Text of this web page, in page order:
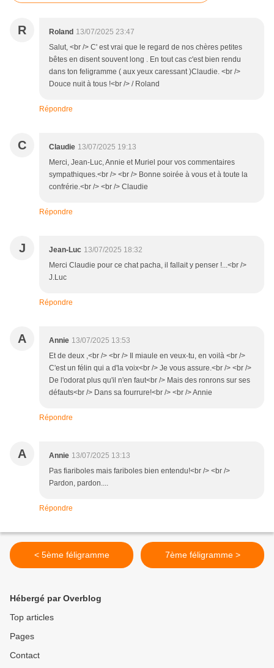
R Roland 13/07/2025 23:47
Salut, <br /> C' est vrai que le regard de nos chères petites
bêtes en disent souvent long . En tout cas c'est bien rendu
dans ton feligramme ( aux yeux caressant )Claudie. <br />
Douce nuit à tous !<br /> / Roland
Répondre
C Claudie 13/07/2025 19:13
Merci, Jean-Luc, Annie et Muriel pour vos commentaires
sympathiques.<br /> <br /> Bonne soirée à vous et à toute la
confrérie.<br /> <br /> Claudie
Répondre
J Jean-Luc 13/07/2025 18:32
Merci Claudie pour ce chat pacha, il fallait y penser !...<br />
J.Luc
Répondre
A Annie 13/07/2025 13:53
Et de deux ,<br /> <br /> Il miaule en veux-tu, en voilà <br />
C'est un félin qui a d'la voix<br /> Je vous assure.<br /> <br />
De l'odorat plus qu'il n'en faut<br /> Mais des ronrons sur ses
défauts<br /> Dans sa fourrure!<br /> <br /> Annie
Répondre
A Annie 13/07/2025 13:13
Pas fiariboles mais fariboles bien entendu!<br /> <br />
Pardon, pardon....
Répondre
< 5ème féligramme 7ème féligramme >
Hébergé par Overblog
Top articles
Pages
Contact